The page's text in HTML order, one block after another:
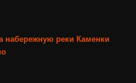
набережную реки Каменки